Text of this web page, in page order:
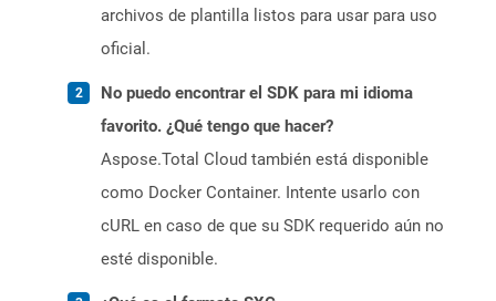
archivos de plantilla listos para usar para uso
oficial.
No puedo encontrar el SDK para mi idioma
favorito. ¿Qué tengo que hacer?
Aspose.Total Cloud también está disponible
como Docker Container. Intente usarlo con
cURL en caso de que su SDK requerido aún no
esté disponible.